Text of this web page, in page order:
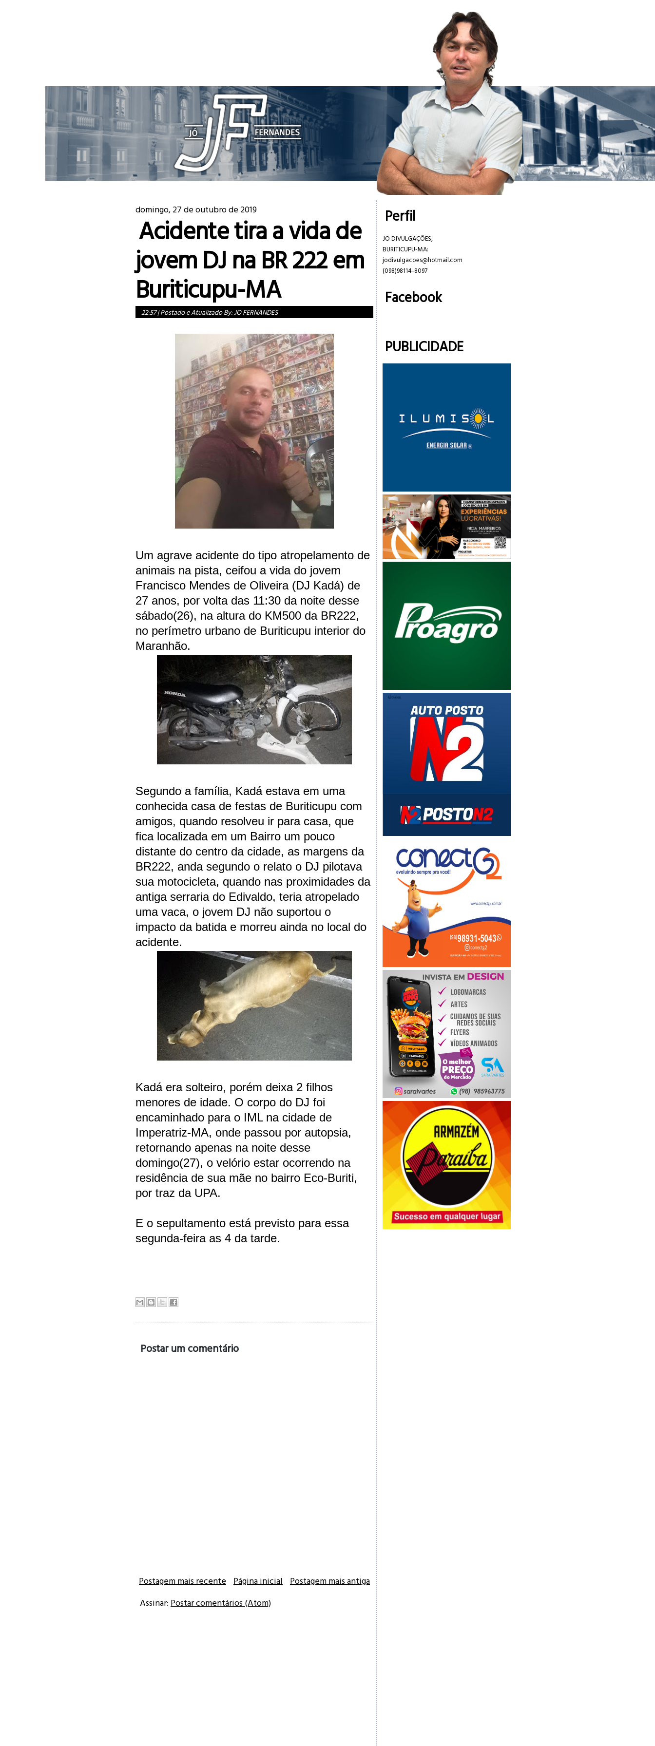
domingo, 27 de outubro de 2019
Acidente tira a vida de
jovem DJ na BR 222 em
Buriticupu-MA
22:57|Postado e Atualizado By:JO FERNANDES
Um agrave acidente do tipo atropelamento de
animais na pista, ceifou a vida do jovem
Francisco Mendes de Oliveira (DJ Kadá) de
27 anos, por volta das 11:30 da noite desse
sábado(26), na altura do KM500 da BR222,
no perímetro urbano de Buriticupu interior do
Maranhão.
Segundo a família, Kadá estava em uma
conhecida casa de festas de Buriticupu com
amigos, quando resolveu ir para casa, que
fica localizada em um Bairro um pouco
distante do centro da cidade, as margens da
BR222, anda segundo o relato o DJ pilotava
sua motocicleta, quando nas proximidades da
antiga serraria do Edivaldo, teria atropelado
uma vaca, o jovem DJ não suportou o
impacto da batida e morreu ainda no local do
acidente.
Kadá era solteiro, porém deixa 2 filhos
menores de idade. O corpo do DJ foi
encaminhado para o IML na cidade de
Imperatriz-MA, onde passou por autopsia,
retornando apenas na noite desse
domingo(27), o velório estar ocorrendo na
residência de sua mãe no bairro Eco-Buriti,
por traz da UPA.
E o sepultamento está previsto para essa
segunda-feira as 4 da tarde.
Postar um comentário
Postagem mais recente Postagem mais antiga
Página inicial
Assinar: Postar comentários (Atom)
Perfil
JO DIVULGAÇÕES,
BURITICUPU-MA:
jodivulgacoes@hotmail.com
(098)98114-8097
Facebook
PUBLICIDADE